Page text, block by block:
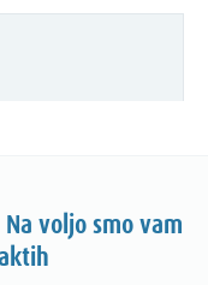
voljo smo vam